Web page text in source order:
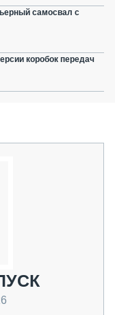
самосвал с
коробок передач